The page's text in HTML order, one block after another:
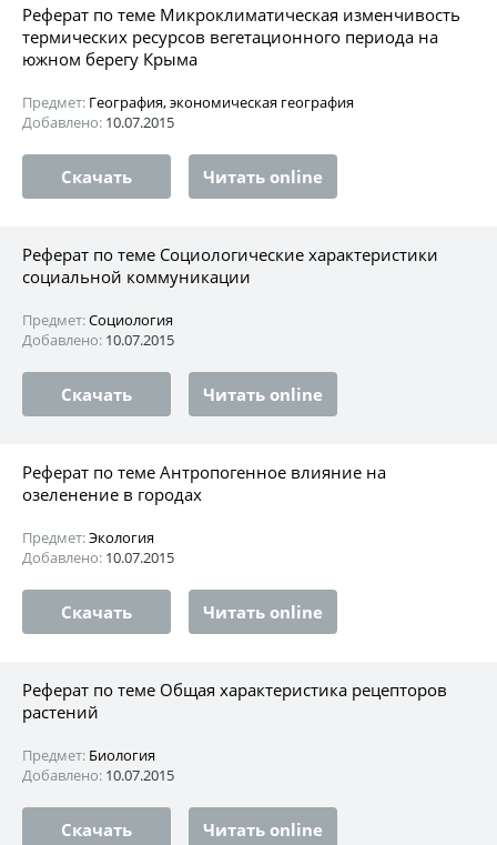
Реферат по теме Микроклиматическая изменчивость
термических ресурсов вегетационного периода на
южном берегу Крыма
Предмет: География, экономическая география
Добавлено: 10.07.2015
Скачать Читать online
Реферат по теме Социологические характеристики
социальной коммуникации
Предмет:Социология
Добавлено: 10.07.2015
Скачать Читать online
Реферат по теме Антропогенное влияние на
озеленение в городах
Предмет:Экология
Добавлено: 10.07.2015
Скачать Читать online
Реферат по теме Общая характеристика рецепторов
растений
Предмет: Биология
Добавлено: 10.07.2015
Скачать Читать online